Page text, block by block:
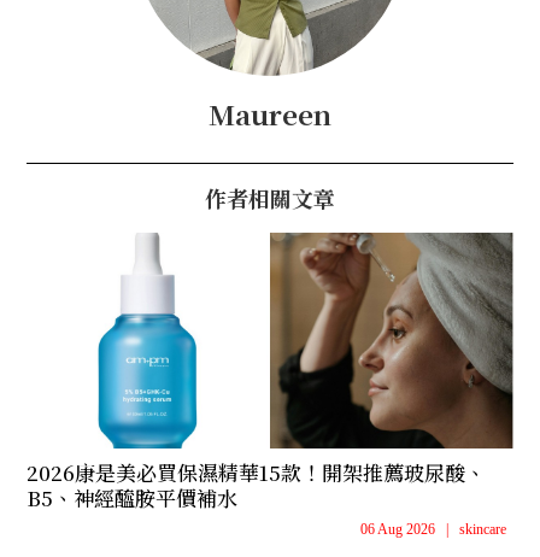
Maureen
作者相關文章
2026康是美必買保濕精華15款！開架推薦玻尿酸、
B5、神經醯胺平價補水
06 Aug 2026 skincare